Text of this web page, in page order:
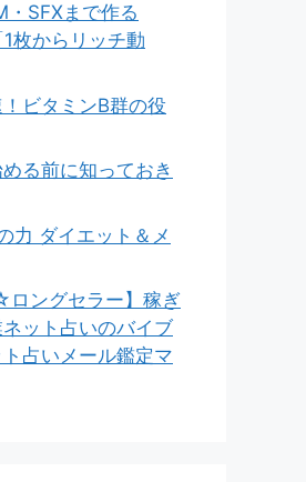
・SFXまで作る
枚からリッチ動
ビタミンB群の役
る前に知っておき
力 ダイエット＆メ
ロングセラー】稼ぎ
ット占いのバイブ
占いメール鑑定マ